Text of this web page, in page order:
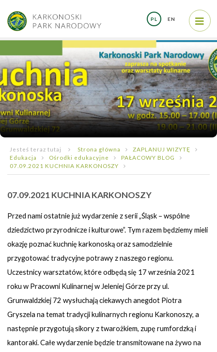
PL EN
Jesteś teraz tutaj Strona główna
ZAPLANUJ WIZYTĘ
Edukacja
Ośrodki edukacyjne
PAŁACOWY BLOG
07.09.2021 KUCHNIA KARKONOSZY
07.09.2021 KUCHNIA KARKONOSZY
Przed nami ostatnie już wydarzenie z serii „Śląsk – wspólne
dziedzictwo przyrodnicze i kulturowe”. Tym razem będziemy mieli
okazję poznać kuchnię karkonoską oraz samodzielnie
przygotować tradycyjne potrawy z naszego regionu.
Uczestnicy warsztatów, które odbędą się 17 września 2021
roku w Pracowni Kulinarnej w Jeleniej Górze przy ul.
Grunwaldzkiej 72 wysłuchają ciekawych anegdot Piotra
Gryszela na temat tradycji kulinarnych regionu Karkonoszy, a
następnie przygotują sikory z twarożkiem, zupę rumfordzką i
kantoraki. Całe wydarzenie będzie transmitowane na żywo na